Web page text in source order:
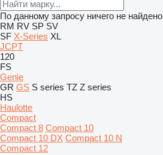
По данному запросу ничего не найдено
RM RV SP SV
SF X-Series XL
JCPT
120
FS
Genie
GR GS S series TZ Z series
HS
Haulotte
Compact
Compact 8 Compact 10
Compact 10 DX Compact 10 N
Compact 12